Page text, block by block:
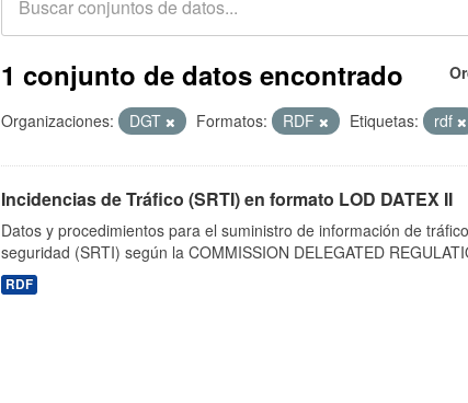
1 conjunto de datos encontrado
Organizaciones: DGT Formatos: RDF Etiquetas: rdf
Incidencias de Tráfico (SRTI) en formato LOD DATEX II
Datos y procedimientos para el suministro de información de
seguridad (SRTI) según la COMMISSION DELEGATED
RDF